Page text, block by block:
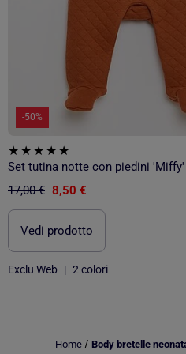
-50%
17,00 € 8,50 €
Vedi prodotto
Exclu Web | 2 colori
Home / Body bretelle